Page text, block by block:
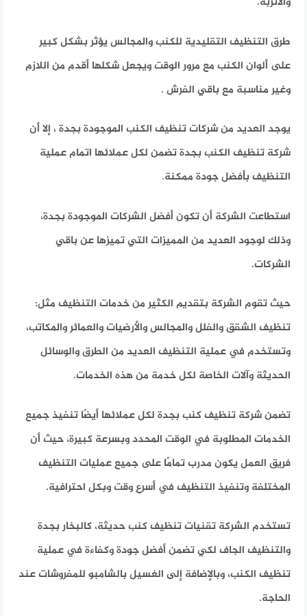
طرق التنظيف التقليدية للكنب والمجالس يؤثر بشكل كبير
على ألوان الكنب مع مرور الوقت ويجعل شكلها أقدم من اللازم
وغير مناسبة مع باقي الفرش .
يوجد العديد من شركات تنظيف الكنب الموجودة بجدة ، إلا أن
شركة تنظيف الكنب بجدة تضمن لكل عملائها اتمام عملية
التنظيف بأفضل جودة ممكنة.
استطاعت الشركة أن تكون أفضل الشركات الموجودة بجدة،
وذلك لوجود العديد من المميزات التي تميزها عن باقي
الشركات.
حيث تقوم الشركة بتقديم الكثير من خدمات التنظيف مثل:
تنظيف الشقق والفلل والمجالس والأرضيات والعمائر والمكاتب،
وتستخدم في عملية التنظيف العديد من الطرق والوسائل
الحديثة وآلات الخاصة لكل خدمة من هذه الخدمات.
تضمن شركة تنظيف كنب بجدة لكل عملائها أيضًا تنفيذ جميع
الخدمات المطلوبة في الوقت المحدد وبسرعة كبيرة، حيث أن
فريق العمل يكون مدرب تمامًا على جميع عمليات التنظيف
المختلفة وتنفيذ التنظيف في أسرع وقت وبكل احترافية.
تستخدم الشركة تقنيات تنظيف كنب حديثة، كالبخار بجدة
والتنظيف الجاف لكي تضمن أفضل جودة وكفاءة في عملية
تنظيف الكنب، وبالإضافة إلى الغسيل بالشامبو للمفروشات عند
الحاجة.